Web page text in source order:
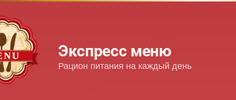
Экспресс меню
Рацион питания на каждый день